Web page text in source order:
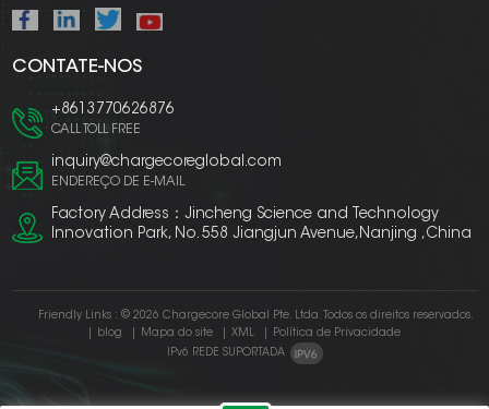
CONTATE-NOS
+8613770626876
CALL TOLL FREE
inquiry@chargecoreglobal.com
ENDEREÇO DE E-MAIL
Factory Address：Jincheng Science and Technology
Innovation Park, No. 558 Jiangjun Avenue,Nanjing ,China
Friendly Links : © 2026 Chargecore Global Pte. Ltda. Todos os direitos reservados.
blog Mapa do site XML
Política de Privacidade
IPv6 REDE SUPORTADA